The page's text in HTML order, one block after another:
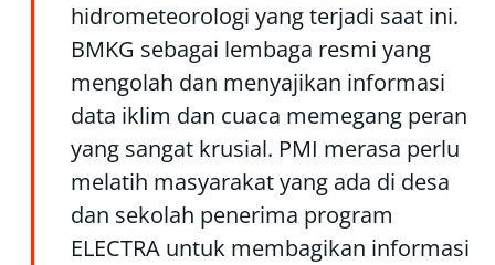
hidrometeorologi yang terjadi saat ini.
BMKG sebagai lembaga resmi yang
mengolah dan menyajikan informasi
data iklim dan cuaca memegang peran
yang sangat krusial. PMI merasa perlu
melatih masyarakat yang ada di desa
dan sekolah penerima program
ELECTRA untuk membagikan informasi